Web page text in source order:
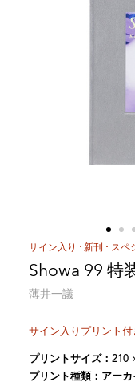
サイン入り 新刊 スペ
Showa 99 特
薄井一議
サイン入りプリント付
プリントサイズ：210
プリント種類：アー